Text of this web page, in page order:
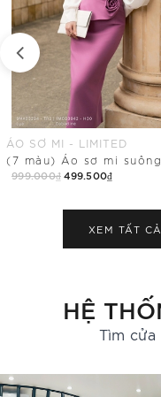
ÁO COTTON THUN -
499.000₫
XEM TẤT
HỆ
Tìm